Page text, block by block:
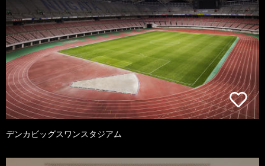
デンカビッグスワンスタジアム